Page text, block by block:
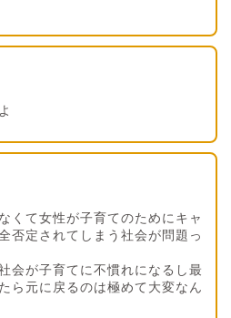
くて女性が子育てのためにキャ
否定されてしまう社会が問題っ
会が子育てに不慣れになるし最
ら元に戻るのは極めて大変なん